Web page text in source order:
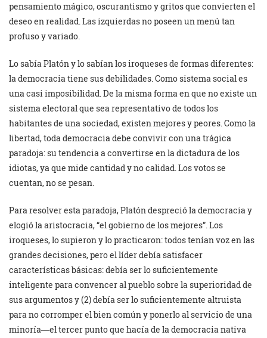
pensamiento mágico, oscurantismo y gritos que convierten el
deseo en realidad. Las izquierdas no poseen un menú tan
profuso y variado.
Lo sabía Platón y lo sabían los iroqueses de formas diferentes:
la democracia tiene sus debilidades. Como sistema social es
una casi imposibilidad. De la misma forma en que no existe un
sistema electoral que sea representativo de todos los
habitantes de una sociedad, existen mejores y peores. Como la
libertad, toda democracia debe convivir con una trágica
paradoja: su tendencia a convertirse en la dictadura de los
idiotas, ya que mide cantidad y no calidad. Los votos se
cuentan, no se pesan.
Para resolver esta paradoja, Platón despreció la democracia y
elogió la aristocracia, “el gobierno de los mejores”. Los
iroqueses, lo supieron y lo practicaron: todos tenían voz en las
grandes decisiones, pero el líder debía satisfacer
características básicas: debía ser lo suficientemente
inteligente para convencer al pueblo sobre la superioridad de
sus argumentos y (2) debía ser lo suficientemente altruista
para no corromper el bien común y ponerlo al servicio de una
minoría―el tercer punto que hacía de la democracia nativa